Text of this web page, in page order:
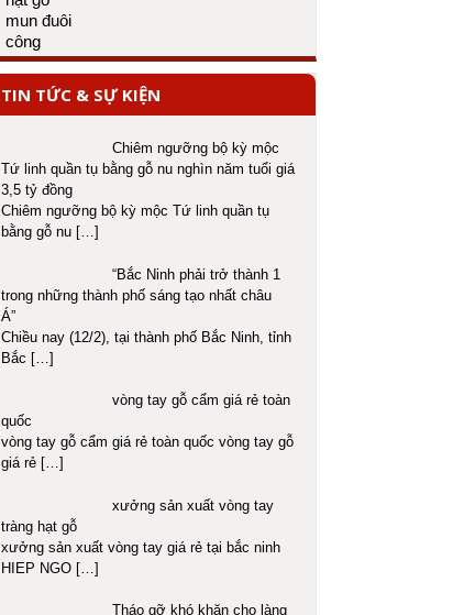
TIN TỨC & SỰ KIỆN
Chiêm ngưỡng bộ kỳ mộc
Tứ linh quần tụ bằng gỗ nu nghìn năm tuổi giá
3,5 tỷ đồng
Chiêm ngưỡng bộ kỳ mộc Tứ linh quần tụ
bằng gỗ nu […]
“Bắc Ninh phải trở thành 1
trong những thành phố sáng tạo nhất châu
Á”
Chiều nay (12/2), tại thành phố Bắc Ninh, tỉnh
Bắc […]
vòng tay gỗ cẩm giá rẻ toàn
quốc
vòng tay gỗ cẩm giá rẻ toàn quốc vòng tay gỗ
giá rẻ […]
xưởng sản xuất vòng tay
tràng hạt gỗ
xưởng sản xuất vòng tay giá rẻ tại bắc ninh
HIEP NGO […]
Tháo gỡ khó khăn cho làng